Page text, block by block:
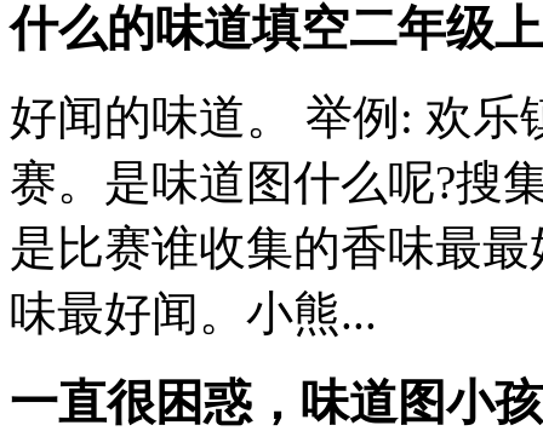
什么的味道填空二年级
好闻的味道。 举例: 欢
赛。是味道图什么呢?搜
是比赛谁收集的香味最
味最好闻。小熊...
一直很困惑，味道图小